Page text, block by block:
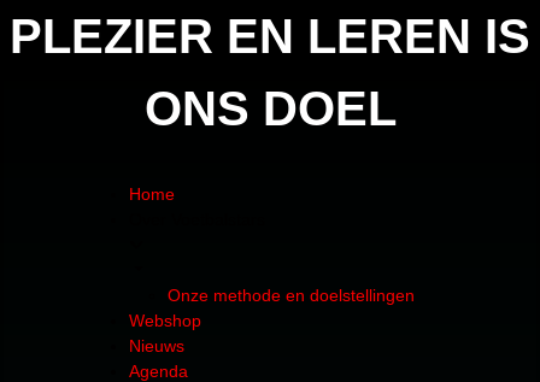
PLEZIER EN LEREN IS
ONS DOEL
Home
Onze methode en doelstellingen
Webshop
Nieuws
Agenda